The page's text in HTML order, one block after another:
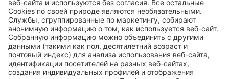
ROWE SOCIAL
СЕРТИФИЦИРОВАНО